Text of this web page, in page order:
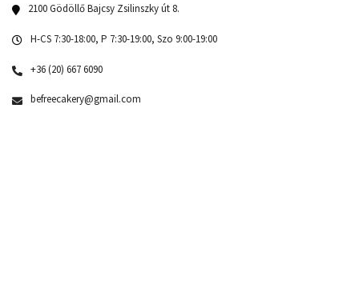
2100 Gödöllő Bajcsy Zsilinszky út 8.
H-CS 7:30-18:00, P 7:30-19:00, Szo 9:00-19:00
+36 (20) 667 6090
befreecakery@gmail.com